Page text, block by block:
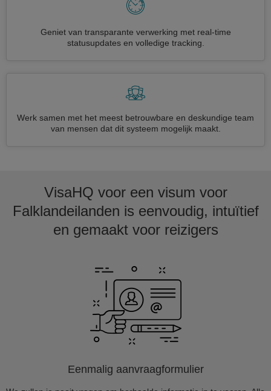
Geniet van transparante verwerking met real-time
statusupdates en volledige tracking.
Werk samen met het meest betrouwbare en deskundige team
van mensen dat dit systeem mogelijk maakt.
VisaHQ voor een visum voor
Falklandeilanden is eenvoudig, intuïtief
en gemaakt voor reizigers
Eenmalig aanvraagformulier